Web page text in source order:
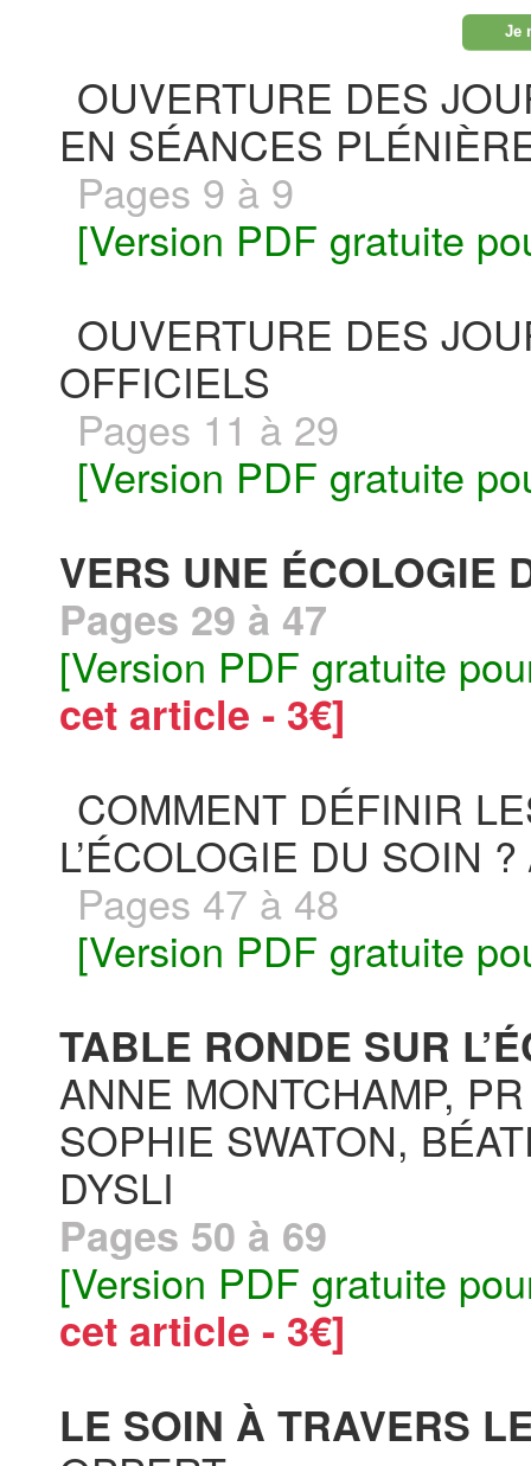
Je
OUVERTURE DES
EN SÉANCES
Pages 9 à 9
[Version PDF gratuite
OUVERTURE DES
OFFICIELS
Pages 11 à 29
[Version PDF gratuite
VERS UNE ÉCOLOGIE
Pages 29 à 47
[Version PDF gratuite
cet article - 3€]
COMMENT DÉFINIR
L’ÉCOLOGIE DU SOIN ?
Pages 47 à 48
[Version PDF gratuite
TABLE RONDE SUR
ANNE MONTCHAMP,
SOPHIE SWATON,
DYSLI
Pages 50 à 69
[Version PDF gratuite
cet article - 3€]
LE SOIN À TRAVERS